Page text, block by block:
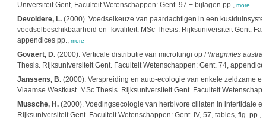
Universiteit Gent, Faculteit Wetenschappen: Gent. 97 + bijlagen pp., more
Devoldere, L.(2000). Voedselkeuze van paardachtigen in een
voedselbeschikbaarheid en -kwaliteit. MSc Thesis. Rijksuniversiteit Gent.
appendices pp., more
Govaert, D.(2000). Verticale distributie van microfungi op Phragmites
Thesis. Rijksuniversiteit Gent. Faculteit Wetenschappen: Gent. 74,
Janssens, B.(2000). Verspreiding en auto-ecologie van enkele zeldzame
Vlaamse Westkust. MSc Thesis. Rijksuniversiteit Gent. Faculteit
Mussche, H.(2000). Voedingsecologie van herbivore ciliaten in intertidale
Rijksuniversiteit Gent. Faculteit Wetenschappen: Gent. IV, 57, tables, fig. pp.,